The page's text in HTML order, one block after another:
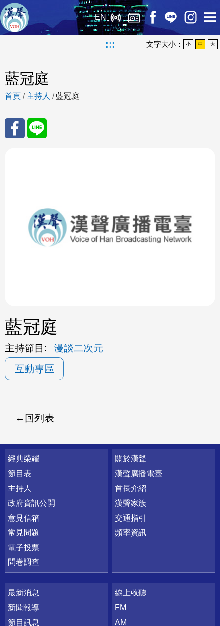
EN
::: 文字大小： 小 中 大
藍冠庭
首頁 / 主持人 /藍冠庭
藍冠庭
主持節目:
漫談二次元
互動專區
回列表
快速連結
經典榮耀
節目表
主持人
政府資訊公開
意見信箱
常見問題
電子投票
問卷調查
關於漢聲
漢聲廣播電臺
首長介紹
漢聲家族
交通指引
頻率資訊
最新消息
新聞報導
節目訊息
線上收聽
FM
AM